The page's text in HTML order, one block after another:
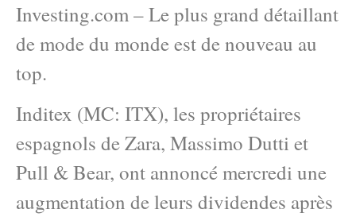
Investing.com – Le plus grand détaillant
de mode du monde est de nouveau au
top.
Inditex (MC: ITX), les propriétaires
espagnols de Zara, Massimo Dutti et
Pull & Bear, ont annoncé mercredi une
augmentation de leurs dividendes après